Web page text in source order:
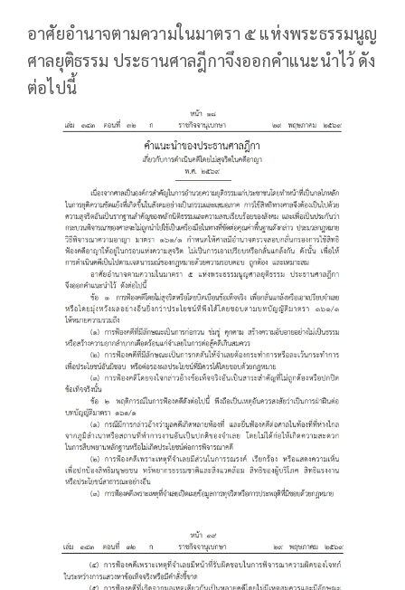
อาศัยอำนาจตามความในมาตรา ๕ แห่งพระธรรมนูญ
ศาลยุติธรรม ประธานศาลฎีกาจึงออกคำแนะนำไว้ ดัง
ต่อไปนี้